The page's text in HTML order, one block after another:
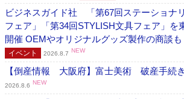
ビジネスガイド社 「第67回ステーショナ
フェア」「第34回STYLISH文具フェア」を
開催 OEMやオリジナルグッズ製作の商談も
イベント 2026.8.7 NEW
【倒産情報 大阪府】富士美術 破産手続
2026.8.6 NEW